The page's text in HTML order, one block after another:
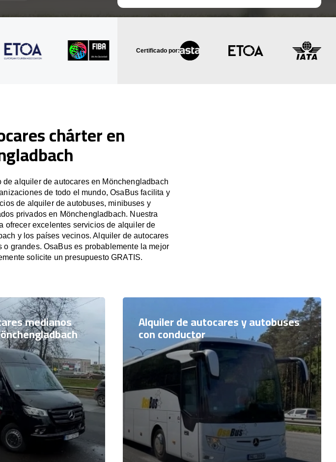
Certificado por:
chárter en
alquiler de autocares en Mönchengladbach
de todo el mundo, OsaBus facilita y
de alquiler de autobuses, minibuses y
privados en Mönchengladbach. Nuestra
ofrecer excelentes servicios de alquiler de
y los países vecinos. Alquiler de autocares
grandes. OsaBus es probablemente la mejor
solicite un presupuesto GRATIS.
medianos Alquiler de autocares y autobuses
con conductor